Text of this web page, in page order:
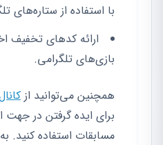
با استفاده از ستاره‌های
ارائه کدهای تخفیف
بازی‌های تلگرامی.
همچنین می‌توانید از
برای ایده گرفتن در
مسابقات استفاده کنید.